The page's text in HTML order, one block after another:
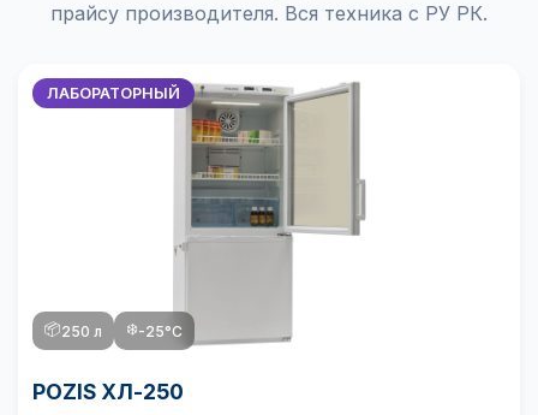
прайсу производителя. Вся техника с РУ РК.
ЛАБОРАТОРНЫЙ
📦250 л ❄️-25°C
POZIS ХЛ-250